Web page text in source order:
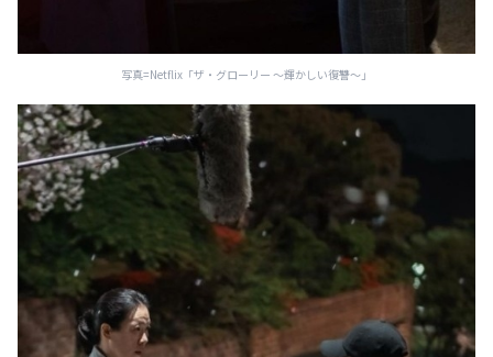
写真=Netflix「ザ・グローリー ～輝かしい復讐～」